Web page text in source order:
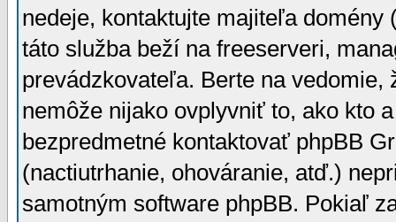
nedeje, kontaktujte majiteľa
táto služba beží na freeserveri,
prevádzkovateľa. Berte na vedomie,
nemôže nijako ovplyvniť to, ako kto
bezpredmetné kontaktovať phpBB
(nactiutrhanie, ohováranie, atď.)
samotným software phpBB. Pokiaľ